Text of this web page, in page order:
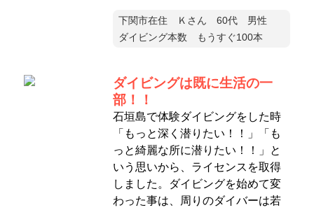
下関市在住 Ｋさん 60代 男性
ダイビング本数 もうすぐ100本
ダイビングは既に生活の一
部！！
石垣島で体験ダイビングをした時
「もっと深く潜りたい！！」「も
っと綺麗な所に潜りたい！！」と
いう思いから、ライセンスを取得
しました。ダイビングを始めて変
わった事は、周りのダイバーは若